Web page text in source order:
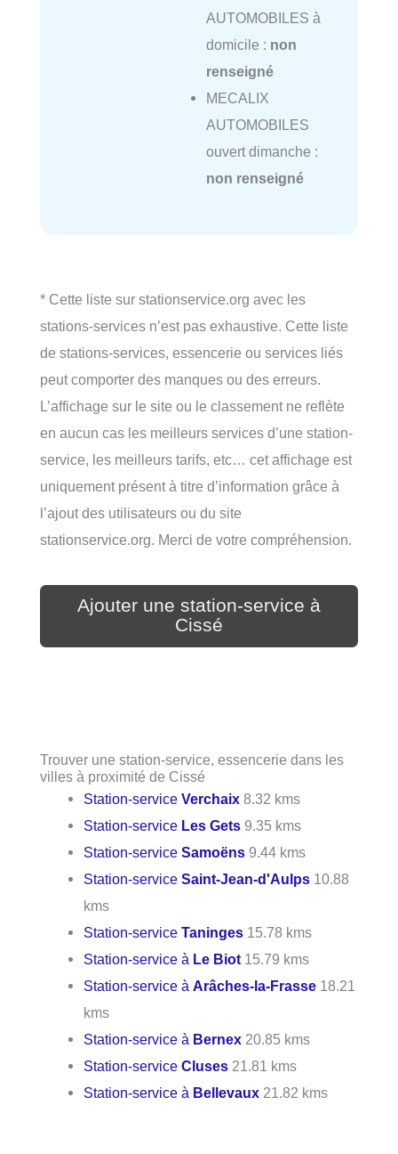
AUTOMOBILES à
domicile : non
renseigné
MECALIX
AUTOMOBILES
ouvert dimanche :
non renseigné
* Cette liste sur stationservice.org avec les
stations-services n’est pas exhaustive. Cette liste
de stations-services, essencerie ou services liés
peut comporter des manques ou des erreurs.
L’affichage sur le site ou le classement ne reflète
en aucun cas les meilleurs services d’une station-
service, les meilleurs tarifs, etc… cet affichage est
uniquement présent à titre d’information grâce à
l’ajout des utilisateurs ou du site
stationservice.org. Merci de votre compréhension.
Ajouter une station-service à
Cissé
Trouver une station-service, essencerie dans les
villes à proximité de Cissé
Station-serviceVerchaix 8.32 kms
Station-service Les Gets 9.35 kms
Station-serviceSamoëns 9.44 kms
Station-serviceSaint-Jean-d'Aulps 10.88
kms
Station-serviceTaninges 15.78 kms
Station-service à Le Biot 15.79 kms
Station-service à Arâches-la-Frasse 18.21
kms
Station-service à Bernex 20.85 kms
Station-serviceCluses 21.81 kms
Station-service à Bellevaux 21.82 kms